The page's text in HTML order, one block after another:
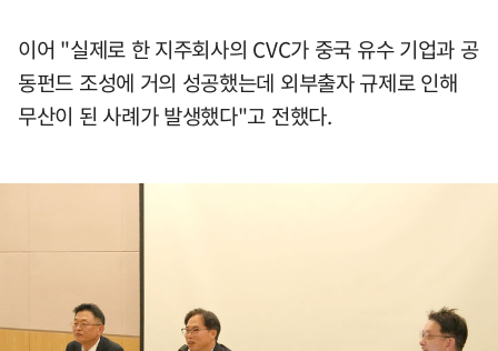
이어 "실제로 한 지주회사의 CVC가 중국 유수 기업과 공
동펀드 조성에 거의 성공했는데 외부출자 규제로 인해
무산이 된 사례가 발생했다"고 전했다.